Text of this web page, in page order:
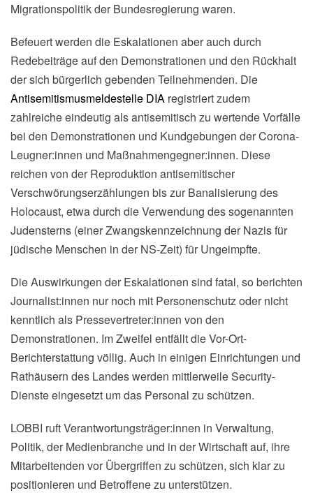
Migrationspolitik der Bundesregierung waren.
Befeuert werden die Eskalationen aber auch durch
Redebeiträge auf den Demonstrationen und den Rückhalt
der sich bürgerlich gebenden Teilnehmenden. Die
Antisemitismusmeldestelle DIA registriert zudem
zahlreiche eindeutig als antisemitisch zu wertende Vorfälle
bei den Demonstrationen und Kundgebungen der Corona-
Leugner:innen und Maßnahmengegner:innen. Diese
reichen von der Reproduktion antisemitischer
Verschwörungserzählungen bis zur Banalisierung des
Holocaust, etwa durch die Verwendung des sogenannten
Judensterns (einer Zwangskennzeichnung der Nazis für
jüdische Menschen in der NS-Zeit) für Ungeimpfte.
Die Auswirkungen der Eskalationen sind fatal, so berichten
Journalist:innen nur noch mit Personenschutz oder nicht
kenntlich als Pressevertreter:innen von den
Demonstrationen. Im Zweifel entfällt die Vor-Ort-
Berichterstattung völlig. Auch in einigen Einrichtungen und
Rathäusern des Landes werden mittlerweile Security-
Dienste eingesetzt um das Personal zu schützen.
LOBBI ruft Verantwortungsträger:innen in Verwaltung,
Politik, der Medienbranche und in der Wirtschaft auf, ihre
Mitarbeitenden vor Übergriffen zu schützen, sich klar zu
positionieren und Betroffene zu unterstützen.